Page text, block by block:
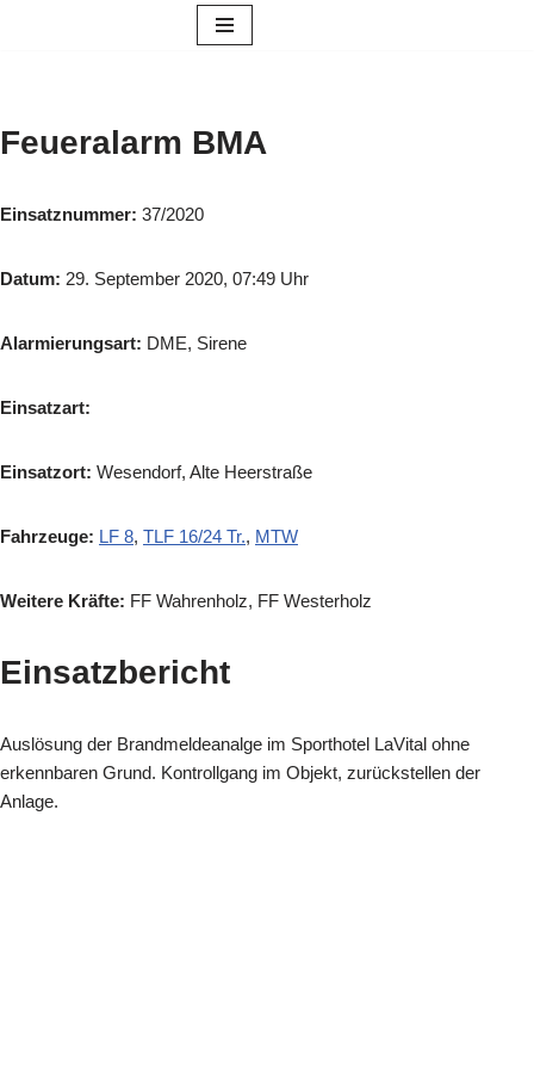
Feueralarm BMA
Einsatznummer: 37/2020
Datum: 29. September 2020, 07:49 Uhr
Alarmierungsart: DME, Sirene
Einsatzart:
Einsatzort: Wesendorf, Alte Heerstraße
Fahrzeuge: LF 8, TLF 16/24 Tr., MTW
Weitere Kräfte: FF Wahrenholz, FF Westerholz
Einsatzbericht
Auslösung der Brandmeldeanalge im Sporthotel LaVital ohne
erkennbaren Grund. Kontrollgang im Objekt, zurückstellen der
Anlage.